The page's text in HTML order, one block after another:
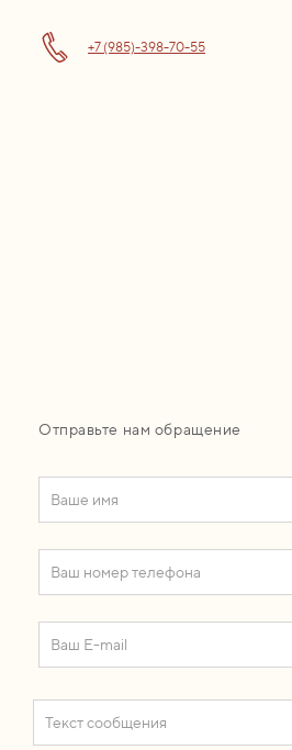
+7 (985)-398-70-55
Отправьте нам обращение